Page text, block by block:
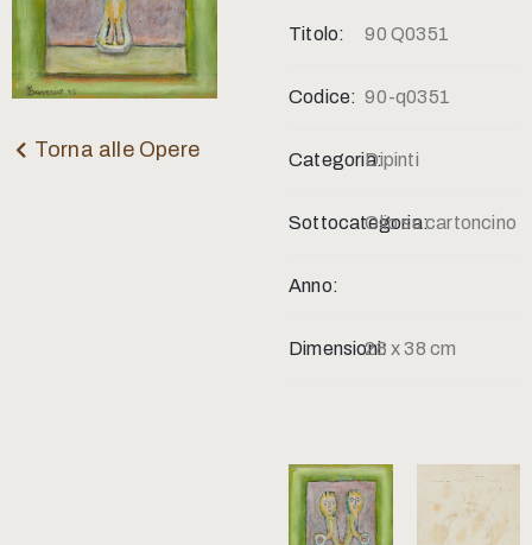
Torna alle Opere
Titolo: 90 Q0351
Codice: 90-q0351
Categoria:Dipinti
Sottocategoria:Olio su cartoncino
Anno:
Dimensioni:28 x 38 cm